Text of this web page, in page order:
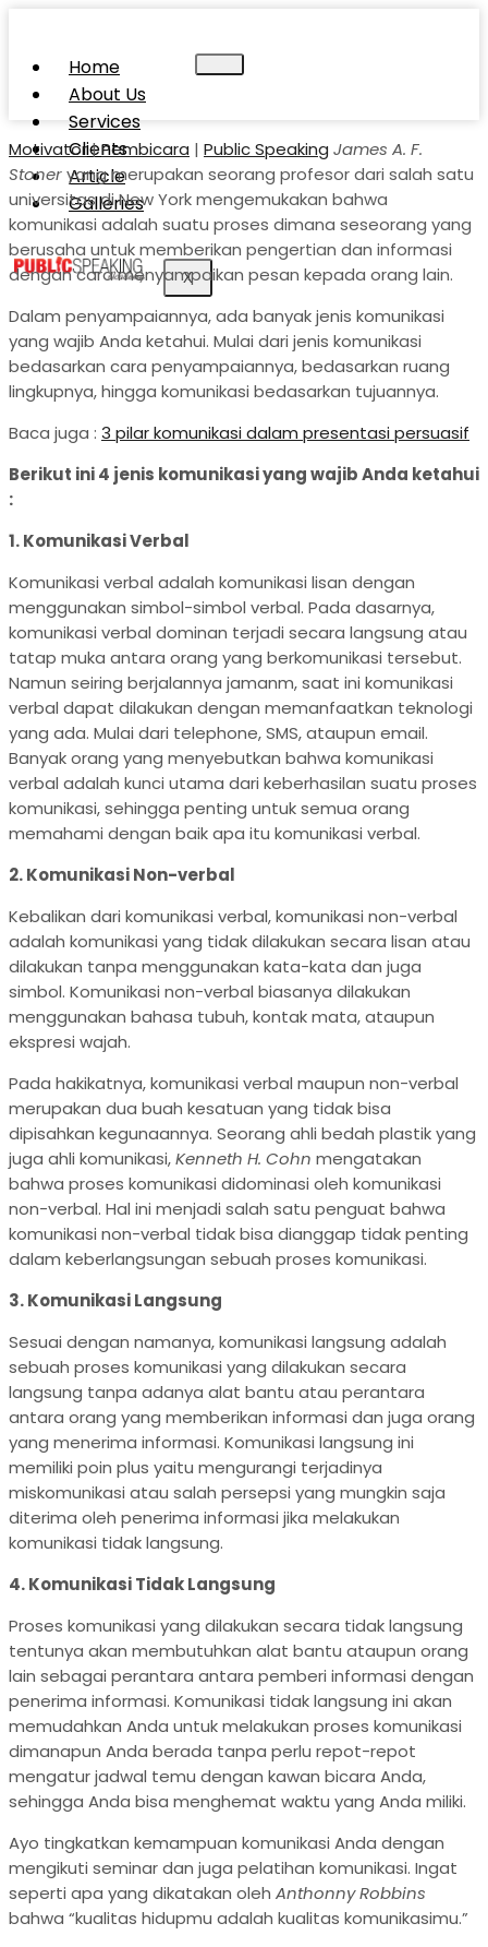
Home
About Us
Services
Clients
Article
Galleries
X
Motivator|Pembicara | Public Speaking James A. F.
Stoneryang merupakan seorang profesor dari salah satu
universitas di New York mengemukakan bahwa
komunikasi adalah suatu proses dimana seseorang yang
berusaha untuk memberikan pengertian dan informasi
dengan cara menyampaikan pesan kepada orang lain.
Dalam penyampaiannya, ada banyak jenis komunikasi
yang wajib Anda ketahui. Mulai dari jenis komunikasi
bedasarkan cara penyampaiannya, bedasarkan ruang
lingkupnya, hingga komunikasi bedasarkan tujuannya.
Baca juga : 3 pilar komunikasi dalam presentasi persuasif
Berikut ini 4 jenis komunikasi yang wajib Anda ketahui
:
1. Komunikasi Verbal
Komunikasi verbal adalah komunikasi lisan dengan
menggunakan simbol-simbol verbal. Pada dasarnya,
komunikasi verbal dominan terjadi secara langsung atau
tatap muka antara orang yang berkomunikasi tersebut.
Namun seiring berjalannya jamanm, saat ini komunikasi
verbal dapat dilakukan dengan memanfaatkan teknologi
yang ada. Mulai dari telephone, SMS, ataupun email.
Banyak orang yang menyebutkan bahwa komunikasi
verbal adalah kunci utama dari keberhasilan suatu proses
komunikasi, sehingga penting untuk semua orang
memahami dengan baik apa itu komunikasi verbal.
2. Komunikasi Non-verbal
Kebalikan dari komunikasi verbal, komunikasi non-verbal
adalah komunikasi yang tidak dilakukan secara lisan atau
dilakukan tanpa menggunakan kata-kata dan juga
simbol. Komunikasi non-verbal biasanya dilakukan
menggunakan bahasa tubuh, kontak mata, ataupun
ekspresi wajah.
Pada hakikatnya, komunikasi verbal maupun non-verbal
merupakan dua buah kesatuan yang tidak bisa
dipisahkan kegunaannya. Seorang ahli bedah plastik yang
juga ahli komunikasi,Kenneth H. Cohn mengatakan
bahwa proses komunikasi didominasi oleh komunikasi
non-verbal. Hal ini menjadi salah satu penguat bahwa
komunikasi non-verbal tidak bisa dianggap tidak penting
dalam keberlangsungan sebuah proses komunikasi.
3. Komunikasi Langsung
Sesuai dengan namanya, komunikasi langsung adalah
sebuah proses komunikasi yang dilakukan secara
langsung tanpa adanya alat bantu atau perantara
antara orang yang memberikan informasi dan juga orang
yang menerima informasi. Komunikasi langsung ini
memiliki poin plus yaitu mengurangi terjadinya
miskomunikasi atau salah persepsi yang mungkin saja
diterima oleh penerima informasi jika melakukan
komunikasi tidak langsung.
4. Komunikasi Tidak Langsung
Proses komunikasi yang dilakukan secara tidak langsung
tentunya akan membutuhkan alat bantu ataupun orang
lain sebagai perantara antara pemberi informasi dengan
penerima informasi. Komunikasi tidak langsung ini akan
memudahkan Anda untuk melakukan proses komunikasi
dimanapun Anda berada tanpa perlu repot-repot
mengatur jadwal temu dengan kawan bicara Anda,
sehingga Anda bisa menghemat waktu yang Anda miliki.
Ayo tingkatkan kemampuan komunikasi Anda dengan
mengikuti seminar dan juga pelatihan komunikasi. Ingat
seperti apa yang dikatakan oleh Anthonny Robbins
bahwa “kualitas hidupmu adalah kualitas komunikasimu.”